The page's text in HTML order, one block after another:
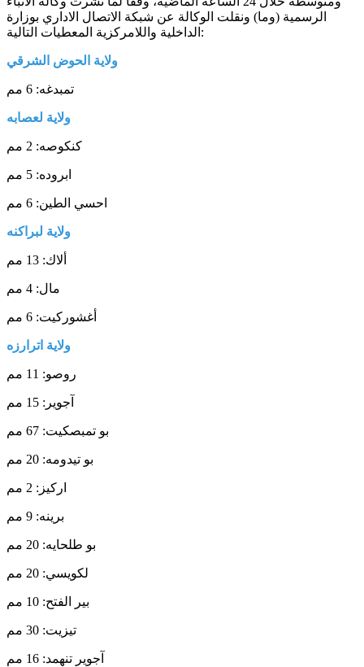
الرسمية (وما) ونقلت الوكالة عن شبكة الاتصال الاداري بوزارة
الداخلية واللامركزية المعطيات التالية:
ولاية الحوض الشرقي
تمبدغه: 6 مم
ولاية لعصابه
كنكوصه: 2 مم
ابروده: 5 مم
احسي الطين: 6 مم
ولاية لبراكنه
ألاك: 13 مم
مال: 4 مم
أغشوركيت: 6 مم
ولاية اترارزه
روصو: 11 مم
آجوير: 15 مم
بو تمبصكيت: 67 مم
بو تيدومه: 20 مم
اركيز: 2 مم
برينه: 9 مم
بو طلحايه: 20 مم
لكويسي: 20 مم
بير الفتح: 10 مم
تيزيت: 30 مم
آجوير تنهمد: 16 مم